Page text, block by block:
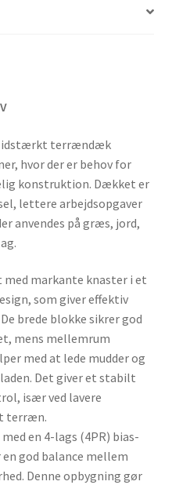
terrændæk
hvor der er behov for
konstruktion. Dækket er
lettere arbejdsopgaver
anvendes på græs, jord,
markante knaster i et
som giver effektiv
brede blokke sikrer god
mens mellemrum
med at lede mudder og
Det giver et stabilt
især ved lavere
terræn.
en 4-lags (4PR) bias-
god balance mellem
Denne opbygning gør